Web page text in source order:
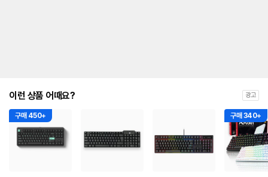
이런 상품 어때요? 광고
구매 450+ 구매 340+